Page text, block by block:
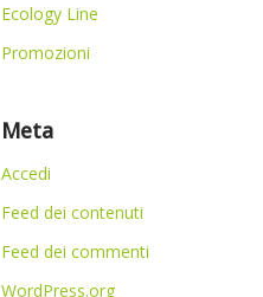
Ecology Line
Promozioni
Meta
Accedi
Feed dei contenuti
Feed dei commenti
WordPress.org